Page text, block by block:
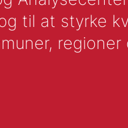
til at styrke
regioner